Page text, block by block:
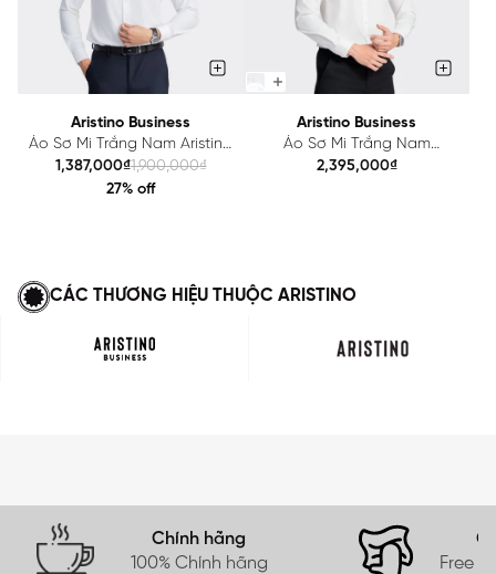
Aristino Business
Áo Sơ Mi Trắng Nam Aristino
Business Garment Dipping
1LS0550Z
1,387,000₫1,900,000₫
27% off
Aristino Business
Áo Sơ Mi Trắng Nam
Garment Dipping Aristino
2,395,000₫
CÁC THƯƠNG HIỆU THUỘC ARISTINO
Chính hãng
100% Chính hãng
Free